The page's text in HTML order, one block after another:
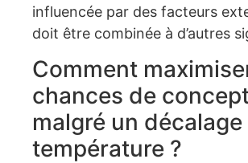
influencée par des facteurs
doit être combinée à d’autres
Comment
chances de
malgré un décalage
température ?